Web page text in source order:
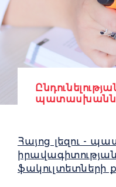
Հայոց լեզու -
ֆակուլտետների